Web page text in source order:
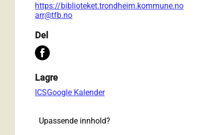
https://biblioteket.trondheim.kommune.no
arr@tfb.no
Del
Lagre
ICSGoogle Kalender
Upassende innhold?